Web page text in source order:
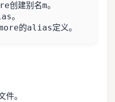
的alias定义。
件。